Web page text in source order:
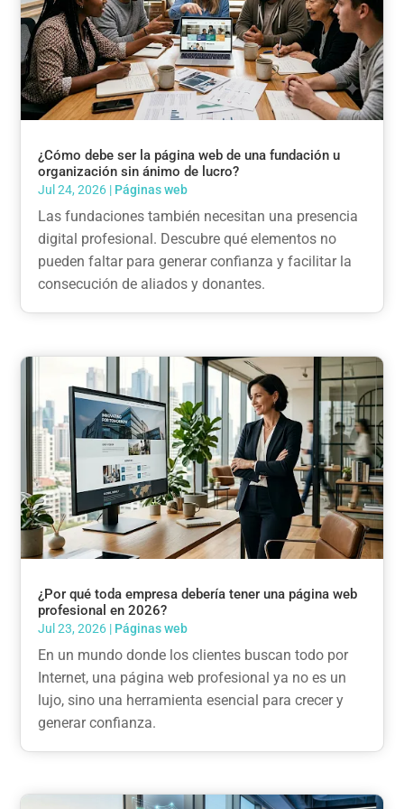
¿Cómo debe ser la página web de una fundación u
organización sin ánimo de lucro?
Jul 24, 2026 | Páginas web
Las fundaciones también necesitan una presencia
digital profesional. Descubre qué elementos no
pueden faltar para generar confianza y facilitar la
consecución de aliados y donantes.
¿Por qué toda empresa debería tener una página web
profesional en 2026?
Jul 23, 2026 | Páginas web
En un mundo donde los clientes buscan todo por
Internet, una página web profesional ya no es un
lujo, sino una herramienta esencial para crecer y
generar confianza.